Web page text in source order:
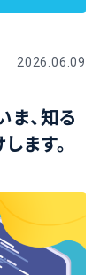
2026.06.09
、知る
ます。